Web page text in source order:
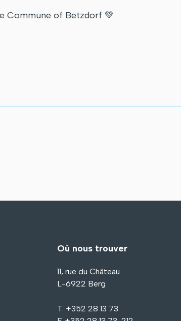
Commune of Betzdorf 💚
Où nous trouver
11, rue du Château
L-6922 Berg
T. +352 28 13 73